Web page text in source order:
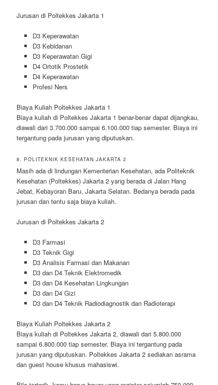
Jurusan di Poltekkes Jakarta 1
D3 Keperawatan
D3 Kebidanan
D3 Keperawatan Gigi
D4 Ortotik Prostetik
D4 Keperawatan
Profesi Ners
Biaya Kuliah Poltekkes Jakarta 1
Biaya kuliah di Poltekkes Jakarta 1 benar-benar dapat dijangkau,
diawali dari 3.700.000 sampai 6.100.000 tiap semester. Biaya ini
tergantung pada jurusan yang diputuskan.
8. POLITEKNIK KESEHATAN JAKARTA 2
Masih ada di lindungan Kementerian Kesehatan, ada Politeknik
Kesehatan (Poltekkes) Jakarta 2 yang berada di Jalan Hang
Jebat, Kebayoran Baru, Jakarta Selatan. Bedanya berada pada
jurusan dan tentu saja biaya kuliah.
Jurusan di Poltekkes Jakarta 2
D3 Farmasi
D3 Teknik Gigi
D3 Analisis Farmasi dan Makanan
D3 dan D4 Teknik Elektromedik
D3 dan D4 Kesehatan Lingkungan
D3 dan D4 Gizi
D3 dan D4 Teknik Radiodiagnostik dan Radioterapi
Biaya Kuliah Poltekkes Jakarta 2
Biaya kuliah di Poltekkes Jakarta 2, diawali dari 5.800.000
sampai 6.800.000 tiap semester. Biaya ini tergantung pada
jurusan yang diputuskan. Poltekkes Jakarta 2 sediakan asrama
dan guest house khusus mahasiswi.